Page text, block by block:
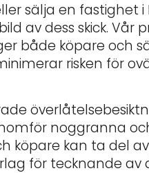
sälja en fastighet i
av dess skick. Vår
både köpare och
risken för
noggranna
köpare kan ta del
för tecknande av